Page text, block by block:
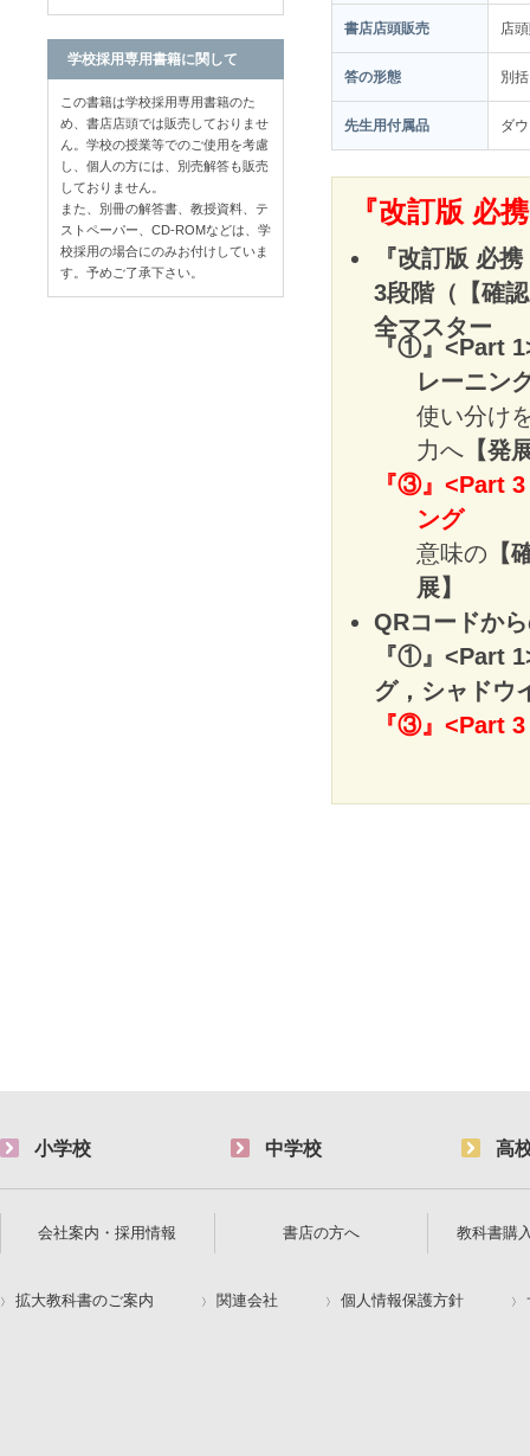
書店店頭販売 店
答の形態 別
先生用付属品 ダ
『改訂版 必
『改訂版 必
3段階（【確
全マスター
『①』<Part
レーニン
使い分け
力へ【発
『③』<Part
ング
意味の 【
展】
QRコードか
『①』<Part
グ，シャドウ
『③』<Part
学校採用専用書籍に関して
この書籍は学校採用専用書籍のた
め、書店店頭では販売しておりませ
ん。学校の授業等でのご使用を考慮
し、個人の方には、別売解答も販売
しておりません。
また、別冊の解答書、教授資料、テ
ストペーパー、CD-ROMなどは、学
校採用の場合にのみお付けしていま
す。予めご了承下さい。
小学校 中学校 高
会社案内・採用情報 書店の方へ 教科書購
拡大教科書のご案内 関連会社 個人情報保護方針